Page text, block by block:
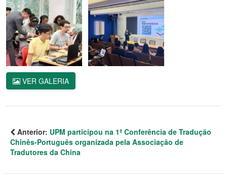
VER GALERIA
Anterior: UPM participou na 1ª Conferência de Tradução
Chinês-Português organizada pela Associação de
Tradutores da China